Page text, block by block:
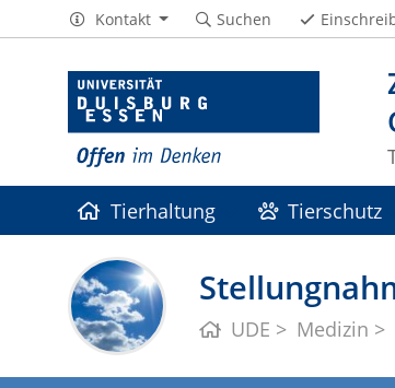
Kontakt Suchen
Tierhaltung Tierschutz
Öffentlichkeitsarbeit
UDE Medizin